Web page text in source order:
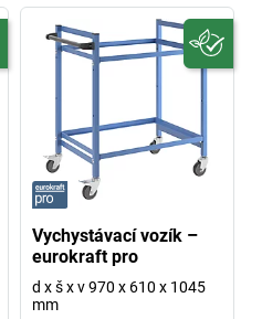
Vychystávací vozík –
eurokraft pro
d x š x v 970 x 610 x 1045
mm